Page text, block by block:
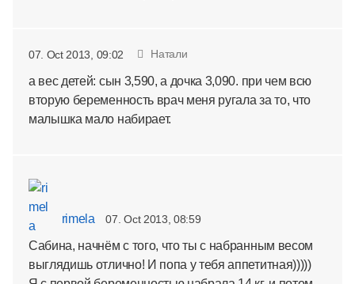
07. Oct 2013, 09:02 Натали
а вес детей: сын 3,590, а дочка 3,090. при чем всю
вторую беременность врач меня ругала за то, что
малышка мало набирает.
rimela 07. Oct 2013, 08:59
Сабина, начнём с того, что ты с набранным весом
выглядишь отлично! И попа у тебя аппетитная)))))